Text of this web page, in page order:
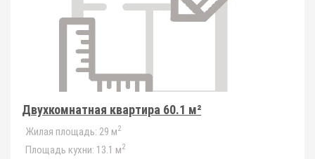
Двухкомнатная квартира 60.1 м²
Жилая площадь: 29 м2
Площадь кухни: 13.1 м2